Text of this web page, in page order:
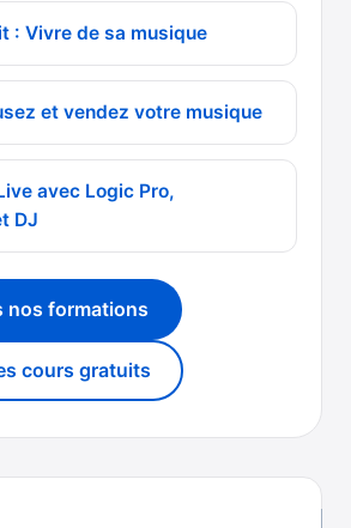
: Vivre de sa musique
et vendez votre musique
avec Logic Pro,
DJ
nos formations
cours gratuits